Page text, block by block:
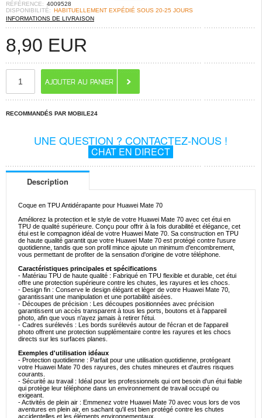
RÉFÉRENCE: 4009528
DISPONIBILITÉ: HABITUELLEMENT EXPÉDIÉ SOUS 20-25 JOURS
INFORMATIONS DE LIVRAISON
8,90 EUR
RECOMMANDÉS PAR MOBILE24
UNE QUESTION ? CONTACTEZ-NOUS !
CHAT EN DIRECT
Description
Coque en TPU Antidérapante pour Huawei Mate 70
Améliorez la protection et le style de votre Huawei Mate 70 avec cet étui en
TPU de qualité supérieure. Conçu pour offrir à la fois durabilité et élégance, cet
étui est le compagnon idéal de votre Huawei Mate 70. Sa construction en TPU
de haute qualité garantit que votre Huawei Mate 70 est protégé contre l'usure
quotidienne, tandis que son profil mince ajoute un minimum d'encombrement,
vous permettant de profiter de la sensation d'origine de votre téléphone.
Caractéristiques principales et spécifications
- Matériau TPU de haute qualité : Fabriqué en TPU flexible et durable, cet étui
offre une protection supérieure contre les chutes, les rayures et les chocs.
- Design fin : Conserve le design élégant et léger de votre Huawei Mate 70,
garantissant une manipulation et une portabilité aisées.
- Découpes de précision : Les découpes positionnées avec précision
garantissent un accès transparent à tous les ports, boutons et à l'appareil
photo, afin que vous n'ayez jamais à retirer l'étui.
- Cadres surélevés : Les bords surélevés autour de l'écran et de l'appareil
photo offrent une protection supplémentaire contre les rayures et les chocs
directs sur les surfaces planes.
Exemples d'utilisation idéaux
- Protection quotidienne : Parfait pour une utilisation quotidienne, protégeant
votre Huawei Mate 70 des rayures, des chutes mineures et d'autres risques
courants.
- Sécurité au travail : Idéal pour les professionnels qui ont besoin d'un étui fiable
qui protège leur téléphone dans un environnement de travail occupé ou
exigeant.
- Activités de plein air : Emmenez votre Huawei Mate 70 avec vous lors de vos
aventures en plein air, en sachant qu'il est bien protégé contre les chutes
accidentelles et les éléments environnementaux.